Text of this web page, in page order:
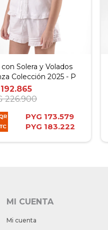
Solera y Volados
Colección 2025 - P
192.865
226.900
PYG 173.579
PYG 183.222
MI CUENTA
Mi cuenta